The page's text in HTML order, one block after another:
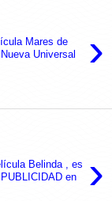
›
Mares de
Universal
›
Belinda , es
en